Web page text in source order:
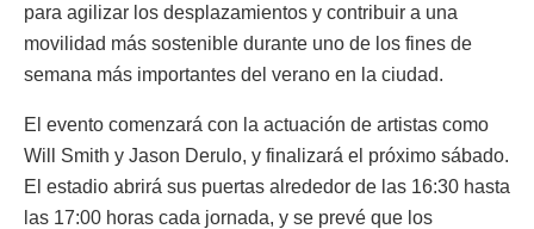
para agilizar los desplazamientos y contribuir a una
movilidad más sostenible durante uno de los fines de
semana más importantes del verano en la ciudad.
El evento comenzará con la actuación de artistas como
Will Smith y Jason Derulo, y finalizará el próximo sábado.
El estadio abrirá sus puertas alrededor de las 16:30 hasta
las 17:00 horas cada jornada, y se prevé que los